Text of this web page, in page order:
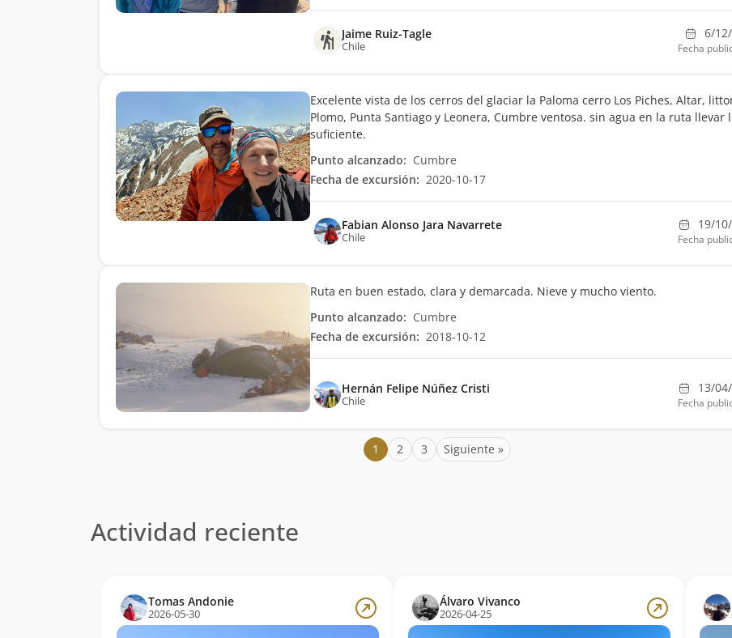
Jaime Ruiz-Tagle
Chile
6/
Fecha
Excelente vista de los cerros del glaciar la Paloma cerro Los Piches, Altar,
Plomo, Punta Santiago y Leonera, Cumbre ventosa. sin agua en la ruta llevar
suficiente.
Punto alcanzado: Cumbre
Fecha de excursión: 2020-10-17
Fabian Alonso Jara Navarrete
Chile
19/
Fecha
Ruta en buen estado, clara y demarcada. Nieve y mucho viento.
Punto alcanzado: Cumbre
Fecha de excursión: 2018-10-12
Hernán Felipe Núñez Cristi
Chile
13/
Fecha
1 2 3 Siguiente »
Actividad reciente
Tomas Andonie
2026-05-30
Álvaro Vivanco
2026-04-25